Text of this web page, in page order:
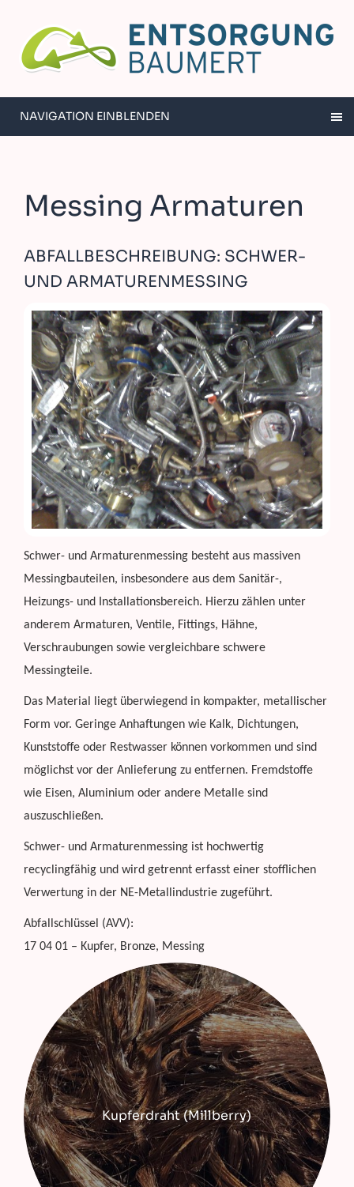
NAVIGATION EINBLENDEN
Messing Armaturen
ABFALLBESCHREIBUNG: SCHWER-
UND ARMATURENMESSING
Schwer- und Armaturenmessing besteht aus massiven
Messingbauteilen, insbesondere aus dem Sanitär-,
Heizungs- und Installationsbereich. Hierzu zählen unter
anderem Armaturen, Ventile, Fittings, Hähne,
Verschraubungen sowie vergleichbare schwere
Messingteile.
Das Material liegt überwiegend in kompakter, metallischer
Form vor. Geringe Anhaftungen wie Kalk, Dichtungen,
Kunststoffe oder Restwasser können vorkommen und sind
möglichst vor der Anlieferung zu entfernen. Fremdstoffe
wie Eisen, Aluminium oder andere Metalle sind
auszuschließen.
Schwer- und Armaturenmessing ist hochwertig
recyclingfähig und wird getrennt erfasst einer stofflichen
Verwertung in der NE-Metallindustrie zugeführt.
Abfallschlüssel (AVV):
17 04 01 – Kupfer, Bronze, Messing
Kupferdraht (Millberry)